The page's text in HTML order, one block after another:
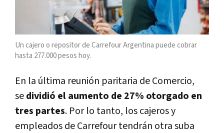
Un cajero o repositor de Carrefour Argentina puede cobrar
hasta 277.000 pesos hoy.
En la última reunión paritaria de Comercio,
sedividió el aumento de 27% otorgado en
tres partes. Por lo tanto, los cajeros y
empleados de Carrefour tendrán otra suba